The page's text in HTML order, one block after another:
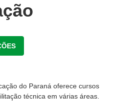
do Paraná oferece cursos
técnica em várias áreas.